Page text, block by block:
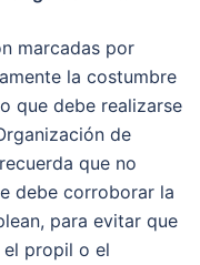
marcadas por
la costumbre
que debe realizarse
de
que no
debe corroborar la
para evitar que
propil o el